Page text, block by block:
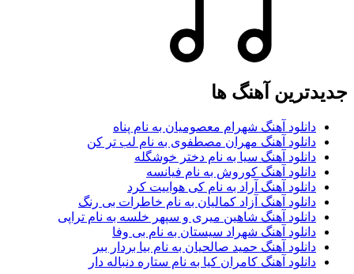
جدیدترین آهنگ ها
دانلود آهنگ شهرام معصومیان به نام پناه
دانلود آهنگ مهران مصطفوی به نام لب تر کن
دانلود آهنگ سیا به نام دختر خوشگله
دانلود آهنگ کوروش به نام فیانسه
دانلود آهنگ آراد به نام کی هواییت کرد
دانلود آهنگ آزاد کمالیان به نام خاطرات بی رنگ
دانلود آهنگ شاهین میری و سپهر خلسه به نام تراپی
دانلود آهنگ شهراد سیستان به نام بی وفا
دانلود آهنگ حمید صالحیان به نام بیا بردار ببر
دانلود آهنگ کامران کیا به نام ستاره دنباله دار